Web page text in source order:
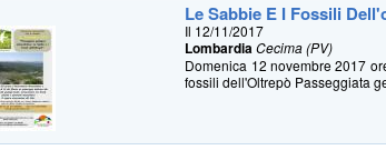
Le Sabbie E I Fossili
Il 12/11/2017
LombardiaCecima (PV)
Domenica 12 novembre 2017
fossili dell'Oltrepò Passeggiata